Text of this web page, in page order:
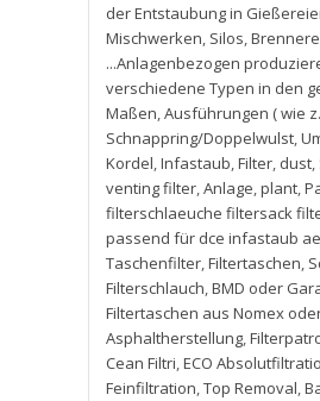
der Entstaubung in
Mischwerken, Silos,
...Anlagenbezogen
verschiedene Typen in den
Maßen,Ausführungen ( wie
Schnappring/Doppelwulst,
Kordel,Infastaub,Filter, dust,
venting filter,Anlage,plant,
filterschlaeuche filtersack
passend für dce infastaub
Taschenfilter,Filtertaschen,
Filterschlauch,BMD oder
Filtertaschen aus Nomex
Asphaltherstellung,
Cean Filtri,ECO
Feinfiltration,Top Removal,